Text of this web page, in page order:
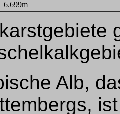
6.699m
Alb,